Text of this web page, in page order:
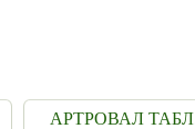
АРТРОВАЛ